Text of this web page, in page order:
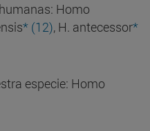
Homo
* (12), H. antecessor*
especie: Homo